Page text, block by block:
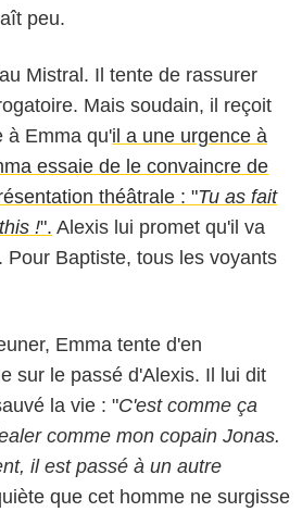
peu.
Mistral. Il tente de rassurer
Mais soudain, il reçoit
à Emma qu'il a une urgence à
essaie de le convaincre de
théâtrale : "Tu as fait
!". Alexis lui promet qu'il va
Pour Baptiste, tous les voyants
Emma tente d'en
sur le passé d'Alexis. Il lui dit
la vie : "C'est comme ça
comme mon copain Jonas.
il est passé à un autre
que cet homme ne surgisse